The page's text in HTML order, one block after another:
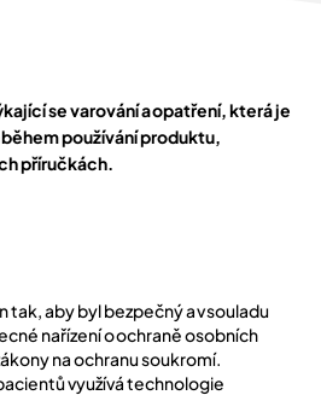
se varování a opatření, která je
používání produktu,
příručkách.
tak, aby byl bezpečný a v souladu
nařízení o ochraně osobních
na ochranu soukromí.
využívá technologie